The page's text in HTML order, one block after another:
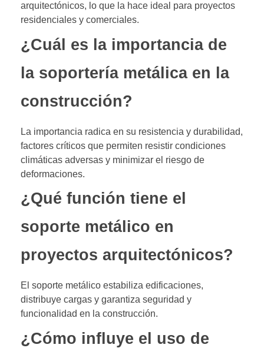
arquitectónicos, lo que la hace ideal para proyectos
residenciales y comerciales.
¿Cuál es la importancia de
la soportería metálica en la
construcción?
La importancia radica en su resistencia y durabilidad,
factores críticos que permiten resistir condiciones
climáticas adversas y minimizar el riesgo de
deformaciones.
¿Qué función tiene el
soporte metálico en
proyectos arquitectónicos?
El soporte metálico estabiliza edificaciones,
distribuye cargas y garantiza seguridad y
funcionalidad en la construcción.
¿Cómo influye el uso de